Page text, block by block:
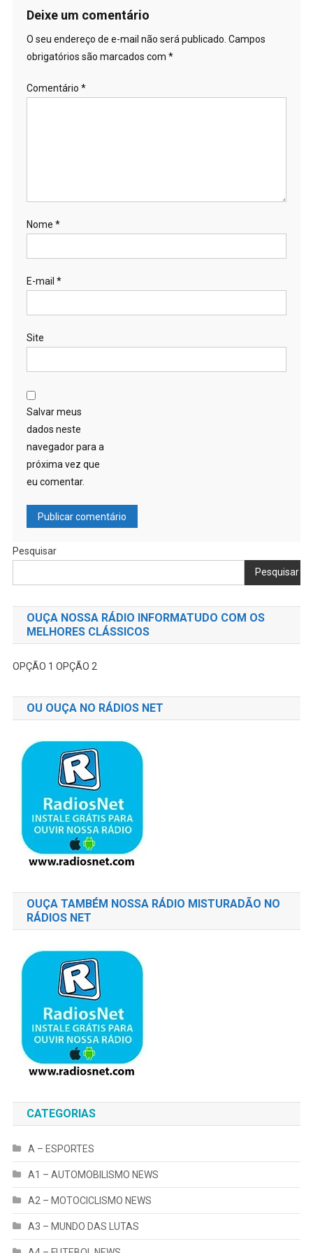
Post
Deixe um comentário
O seu endereço de e-mail não será publicado. Campos
obrigatórios são marcados com *
Comentário *
Nome *
E-mail *
Site
Salvar meus
dados neste
navegador para a
próxima vez que
eu comentar.
Pesquisar
Pesquisar
OUÇA NOSSA RÁDIO INFORMATUDO COM OS
MELHORES CLÁSSICOS
OPÇÃO 1 OPÇÃO 2
OU OUÇA NO RÁDIOS NET
OUÇA TAMBÉM NOSSA RÁDIO MISTURADÃO NO
RÁDIOS NET
CATEGORIAS
A – ESPORTES
A1 – AUTOMOBILISMO NEWS
A2 – MOTOCICLISMO NEWS
A3 – MUNDO DAS LUTAS